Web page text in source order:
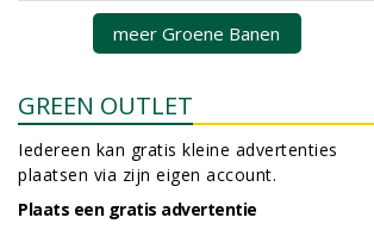
meer Groene Banen
GREEN OUTLET
Iedereen kan gratis kleine advertenties
plaatsen via zijn eigen account.
Plaats een gratis advertentie